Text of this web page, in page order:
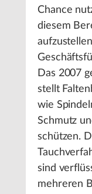
Chance
diesem
Das 2007
stellt
wie
Schmutz
schützen.
sind
mehreren